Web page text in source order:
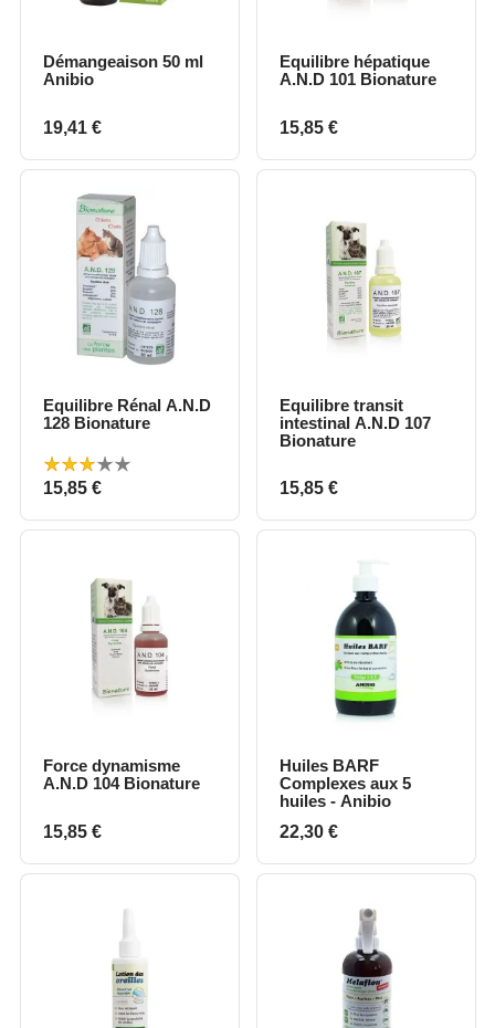
Démangeaison 50 ml
Anibio
Prix
19,41 €
Equilibre hépatique
A.N.D 101 Bionature
Prix
15,85 €
Equilibre Rénal A.N.D
128 Bionature
Prix
15,85 €
Equilibre transit
intestinal A.N.D 107
Bionature
Prix
15,85 €
Force dynamisme
A.N.D 104 Bionature
Prix
15,85 €
Huiles BARF
Complexes aux 5
huiles - Anibio
Prix
22,30 €